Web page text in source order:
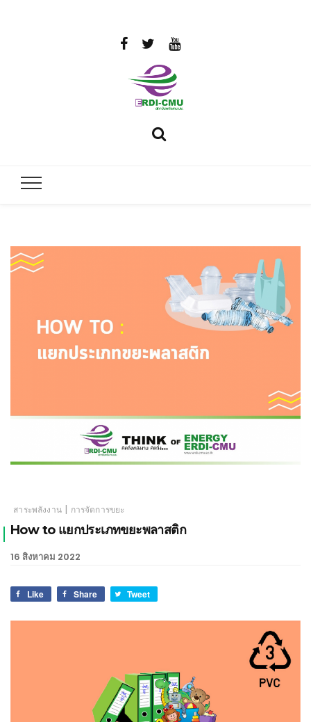
พิงค์
มหาวิทยาลัย
เชียงใหม่
สาระพลังงาน | การจัดการขยะ
How to แยกประเภทขยะพลาสติก
16 สิงหาคม 2022
Like Share Tweet